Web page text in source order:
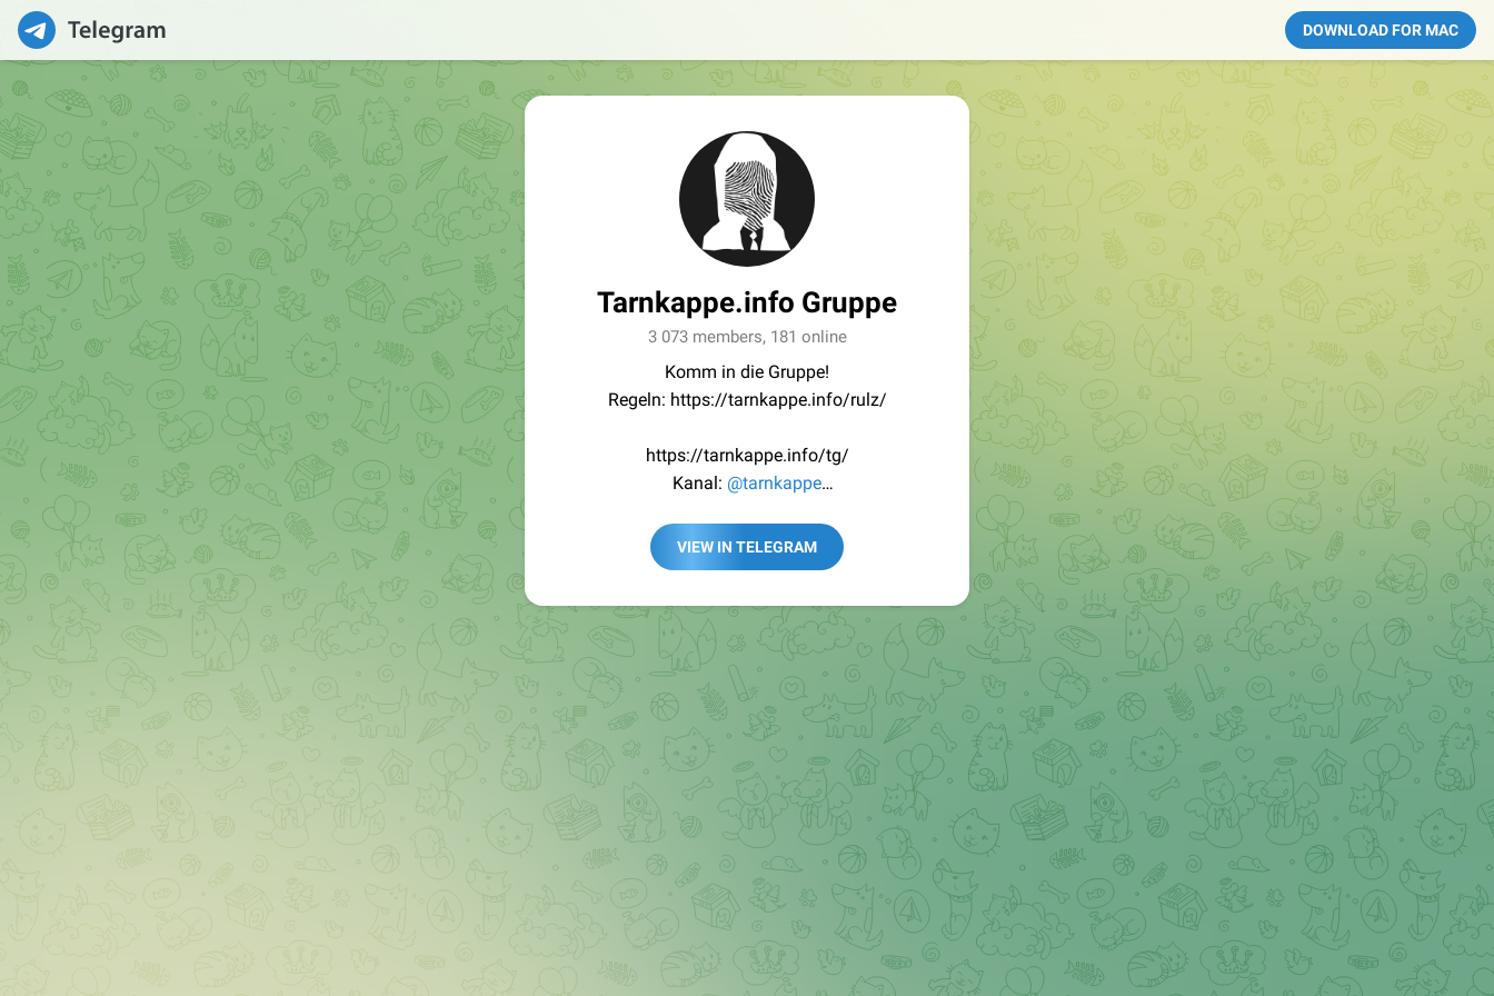
DOWNLOAD FOR MAC
Tarnkappe.info Gruppe
3 073 members, 181 online
Komm in die Gruppe!
Regeln: https://tarnkappe.info/rulz/
https://tarnkappe.info/tg/
Kanal: @tarnkappe
Best of:@bestoftarnkappe
VIEW IN TELEGRAM